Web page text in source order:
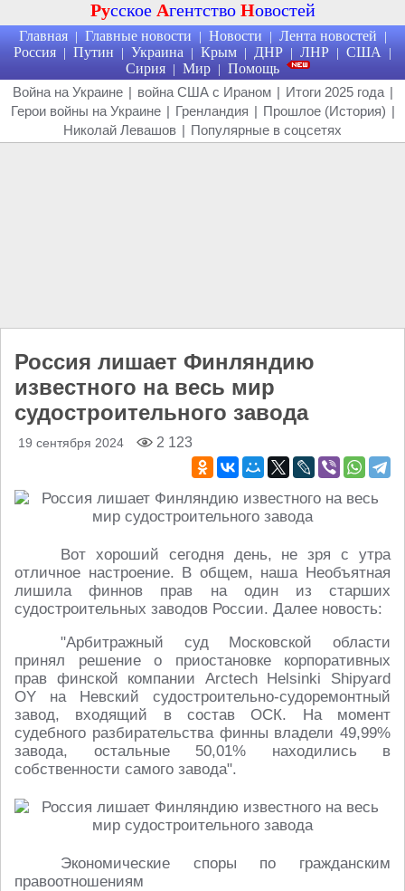
Русское Агентство Новостей
Главная | Главные новости | Новости | Лента новостей |
Россия | Путин | Украина | Крым | ДНР | ЛНР | США |
Сирия | Мир | Помощь
Война на Украине | война США с Ираном | Итоги 2025 года |
Герои войны на Украине | Гренландия | Прошлое (История) |
Николай Левашов | Популярные в соцсетях
Россия лишает Финляндию
известного на весь мир
судостроительного завода
19 сентября 2024 2 123
Вот хороший сегодня день, не зря с утра
отличное настроение. В общем, наша Необъятная
лишила финнов прав на один из старших
судостроительных заводов России. Далее новость:
"Арбитражный суд Московской области
принял решение о приостановке корпоративных
прав финской компании Arctech Helsinki Shipyard
OY на Невский судостроительно-судоремонтный
завод, входящий в состав ОСК. На момент
судебного разбирательства финны владели 49,99%
завода, остальные 50,01% находились в
собственности самого завода".
Экономические споры по гражданским
правоотношениям